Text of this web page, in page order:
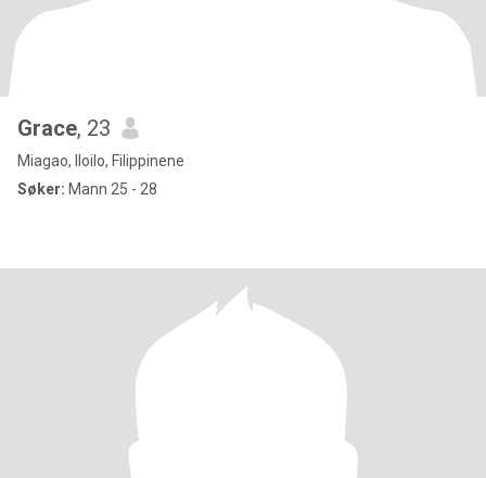
Grace, 23
Miagao, Iloilo, Filippinene
Søker: Mann 25 - 28